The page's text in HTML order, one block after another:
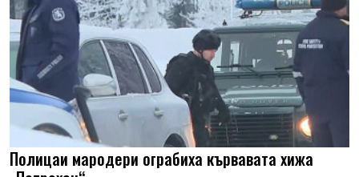
Полицаи мародери ограбиха кървавата хижа